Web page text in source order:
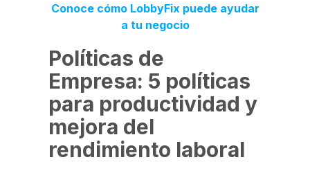
Conoce cómo LobbyFix puede ayudar
a tu negocio
Políticas de
Empresa: 5 políticas
para productividad y
mejora del
rendimiento laboral